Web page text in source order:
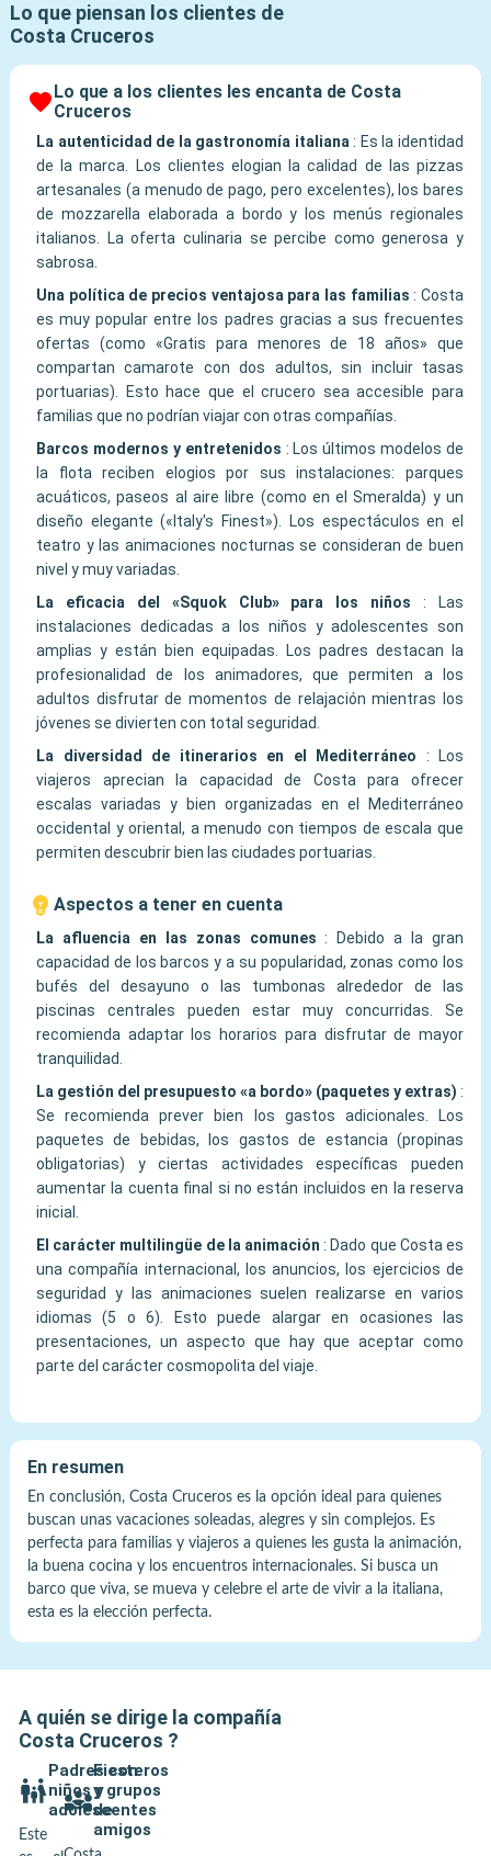
Lo que piensan los clientes de
Costa Cruceros
Lo que a los clientes les encanta de Costa
Cruceros
La autenticidad de la gastronomía italiana : Es la identidad
de la marca. Los clientes elogian la calidad de las pizzas
artesanales (a menudo de pago, pero excelentes), los bares
de mozzarella elaborada a bordo y los menús regionales
italianos. La oferta culinaria se percibe como generosa y
sabrosa.
Una política de precios ventajosa para las familias :Costa
es muy popular entre los padres gracias a sus frecuentes
ofertas (como «Gratis para menores de 18 años» que
compartan camarote con dos adultos, sin incluir tasas
portuarias). Esto hace que el crucero sea accesible para
familias que no podrían viajar con otras compañías.
Barcos modernos y entretenidos : Los últimos modelos de
la flota reciben elogios por sus instalaciones: parques
acuáticos, paseos al aire libre (como en el Smeralda) y un
diseño elegante («Italy's Finest»). Los espectáculos en el
teatro y las animaciones nocturnas se consideran de buen
nivel y muy variadas.
La eficacia del «Squok Club» para los niños
:
Las
instalaciones dedicadas a los niños y adolescentes son
amplias y están bien equipadas. Los padres destacan la
profesionalidad de los animadores, que permiten a los
adultos disfrutar de momentos de relajación mientras los
jóvenes se divierten con total seguridad.
La diversidad de itinerarios en el Mediterráneo
:
Los
viajeros aprecian la capacidad de Costa para ofrecer
escalas variadas y bien organizadas en el Mediterráneo
occidental y oriental, a menudo con tiempos de escala que
permiten descubrir bien las ciudades portuarias.
Aspectos a tener en cuenta
La afluencia en las zonas comunes :
Debido a la gran
capacidad de los barcos y a su popularidad, zonas como los
bufés del desayuno o las tumbonas alrededor de las
piscinas centrales pueden estar muy concurridas. Se
recomienda adaptar los horarios para disfrutar de mayor
tranquilidad.
La gestión del presupuesto «a bordo» (paquetes y extras) :
Se recomienda prever bien los gastos adicionales. Los
paquetes de bebidas, los gastos de estancia (propinas
obligatorias) y ciertas actividades específicas pueden
aumentar la cuenta final si no están incluidos en la reserva
inicial.
El carácter multilingüe de la animación : Dado que Costa es
una compañía internacional, los anuncios, los ejercicios de
seguridad y las animaciones suelen realizarse en varios
idiomas (5 o 6). Esto puede alargar en ocasiones las
presentaciones, un aspecto que hay que aceptar como
parte del carácter cosmopolita del viaje.
En resumen
En conclusión, Costa Cruceros es la opción ideal para quienes
buscan unas vacaciones soleadas, alegres y sin complejos. Es
perfecta para familias y viajeros a quienes les gusta la animación,
la buena cocina y los encuentros internacionales. Si busca un
barco que viva, se mueva y celebre el arte de vivir a la italiana,
esta es la elección perfecta.
A quién se dirige la compañía
Costa Cruceros ?
Padres con
niños y
adolescentes
Este
Fiesteros
y grupos
de
amigos